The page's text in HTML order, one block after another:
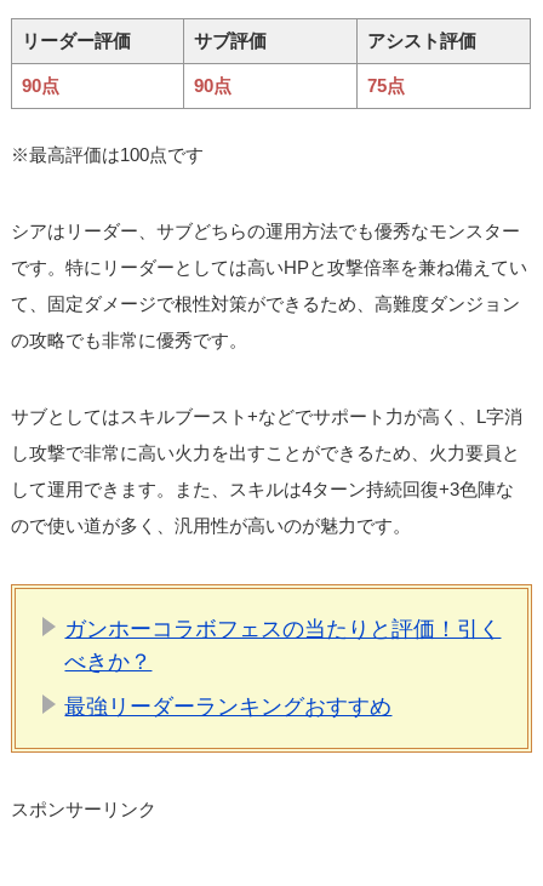
リーダー評価 サブ評価 アシスト評価
90点 90点 75点
※最高評価は100点です
シアはリーダー、サブどちらの運用方法でも優秀なモンスター
です。特にリーダーとしては高いHPと攻撃倍率を兼ね備えてい
て、固定ダメージで根性対策ができるため、高難度ダンジョン
の攻略でも非常に優秀です。
サブとしてはスキルブースト+などでサポート力が高く、L字消
し攻撃で非常に高い火力を出すことができるため、火力要員と
して運用できます。また、スキルは4ターン持続回復+3色陣な
ので使い道が多く、汎用性が高いのが魅力です。
ガンホーコラボフェスの当たりと評価！引く
べきか？
最強リーダーランキングおすすめ
スポンサーリンク